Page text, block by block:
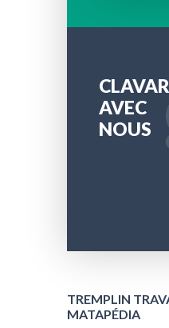
AVEC
NOUS
TREMPLIN
MATAPÉDIA